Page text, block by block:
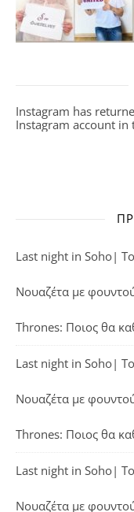
Instagram has
Instagram account in
Last night in Soho| Το
Νουαζέτα με
Thrones: Ποιος θα
Last night in Soho| Το
Νουαζέτα με
Thrones: Ποιος θα
Last night in Soho| Το
Νουαζέτα με